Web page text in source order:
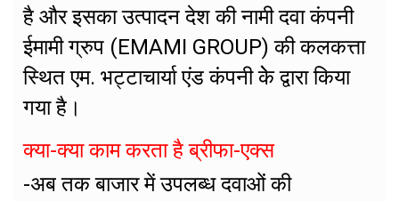
है और इसका उत्पादन देश की नामी दवा कंपनी
ईमामी ग्रुप (EMAMI GROUP) की कलकत्ता
स्थित एम. भट्टाचार्या एंड कंपनी केे द्वारा किया
गया है।
क्या-क्या काम करता है ब्रीफा-एक्स
-अब तक बाजार में उपलब्ध दवाओं की